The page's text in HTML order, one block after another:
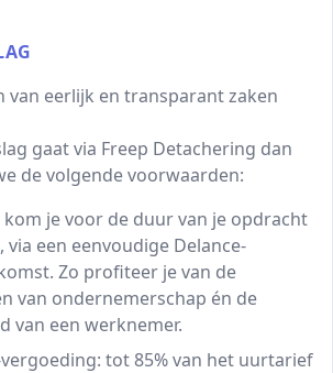
van eerlijk en transparant zaken
gaat via Freep Detachering dan
de volgende voorwaarden:
kom je voor de duur van je opdracht
via een eenvoudige Delance-
Zo profiteer je van de
van ondernemerschap én de
van een werknemer.
tot 85% van het uurtarief